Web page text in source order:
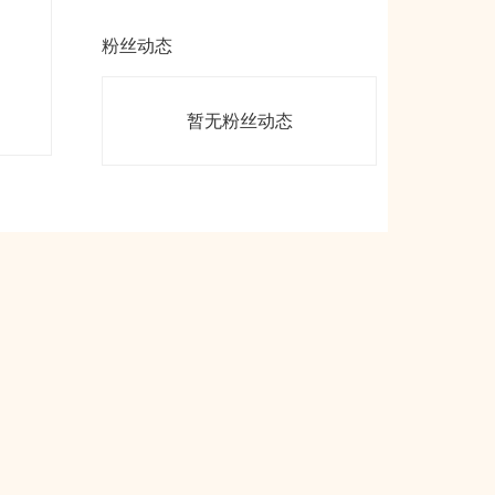
粉丝动态
暂无粉丝动态